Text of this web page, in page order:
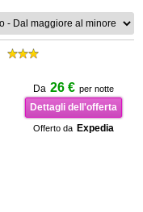
Da 26 € per notte
Dettagli dell'offerta
Offerto da Expedia